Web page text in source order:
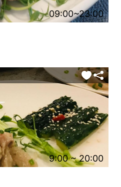
09:00~23:00
9:00 ~ 20:00